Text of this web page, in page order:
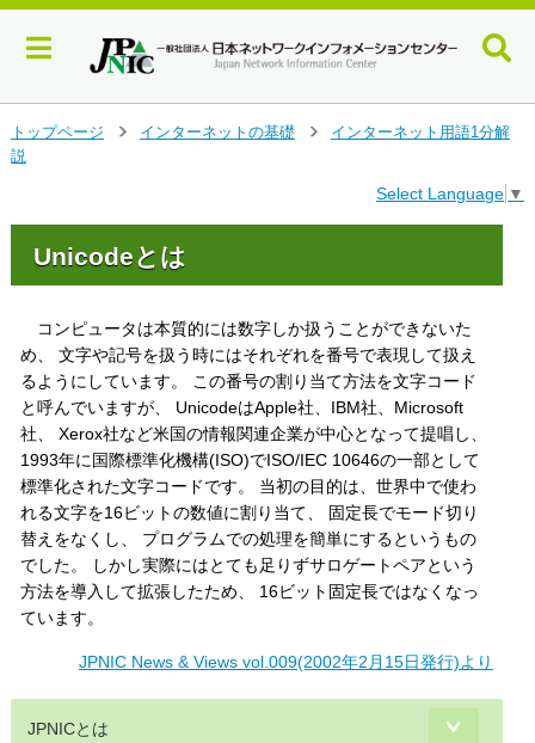
イ
ン
トップページ
インターネットの基礎
インターネット用語1分解
説
Select Language ▼
Unicodeとは
コンピュータは本質的には数字しか扱うことができないた
め、 文字や記号を扱う時にはそれぞれを番号で表現して扱え
るようにしています。 この番号の割り当て方法を文字コード
と呼んでいますが、 UnicodeはApple社、IBM社、Microsoft
社、 Xerox社など米国の情報関連企業が中心となって提唱し、
1993年に国際標準化機構(ISO)でISO/IEC 10646の一部として
標準化された文字コードです。 当初の目的は、世界中で使わ
れる文字を16ビットの数値に割り当て、 固定長でモード切り
替えをなくし、 プログラムでの処理を簡単にするというもの
でした。 しかし実際にはとても足りずサロゲートペアという
方法を導入して拡張したため、 16ビット固定長ではなくなっ
ています。
JPNIC News & Views vol.009(2002年2月15日発行)より
JPNICとは